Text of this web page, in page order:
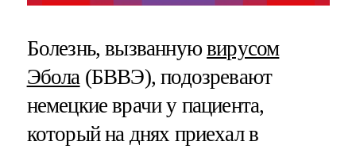
Болезнь, вызваннуювирусом
Эбола (БВВЭ), подозревают
немецкие врачи у пациента,
который на днях приехал в